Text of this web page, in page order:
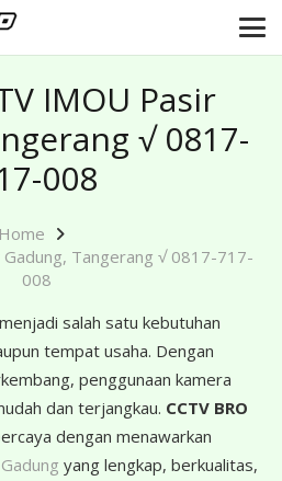
IMOU Pasir
√ 0817-
008
Home
Gadung, Tangerang √ 0817-717-
008
salah satu kebutuhan
tempat usaha. Dengan
penggunaan kamera
dan terjangkau. CCTV BRO
dengan menawarkan
yang lengkap, berkualitas,